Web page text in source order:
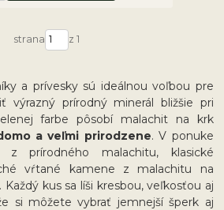
strana z 1
a prívesky sú ideálnou voľbou pre
výrazný prírodný minerál bližšie pri
farbe pôsobí malachit na krk
a veľmi prirodzene. V ponuke
z prírodného malachitu, klasické
vŕtané kamene z malachitu na
kus sa líši kresbou, veľkosťou aj
si môžete vybrať jemnejší šperk aj